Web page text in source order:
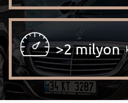
>2 milyon